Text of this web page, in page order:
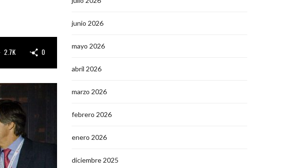
2.7K 0
junio 2026
mayo 2026
abril 2026
marzo 2026
febrero 2026
enero 2026
diciembre 2025